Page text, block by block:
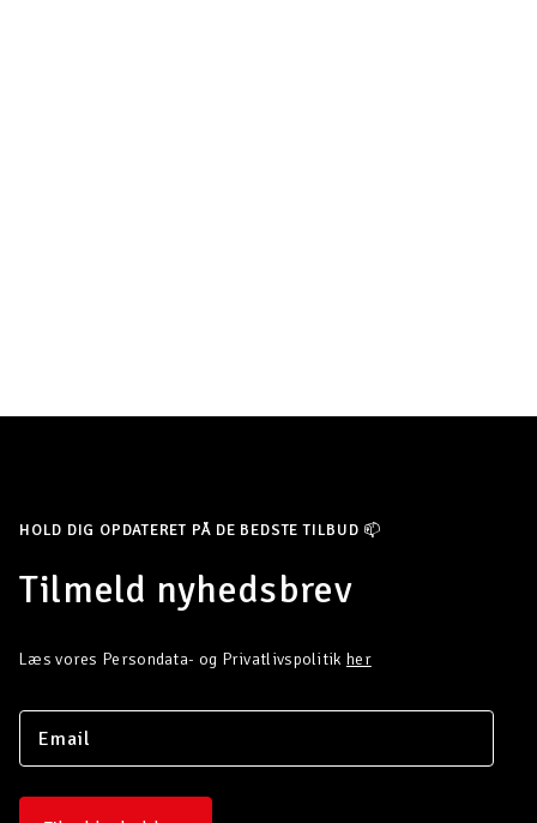
HOLD DIG OPDATERET PÅ DE BEDSTE TILBUD 📫
Tilmeld nyhedsbrev
Læs vores Persondata- og Privatlivspolitik her